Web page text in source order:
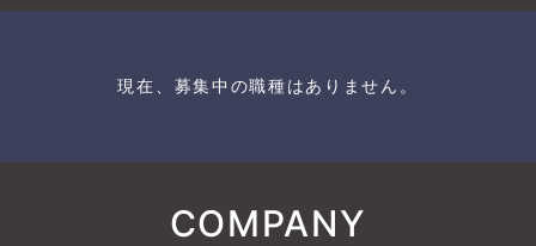
現在、募集中の職種はありません。
COMPANY